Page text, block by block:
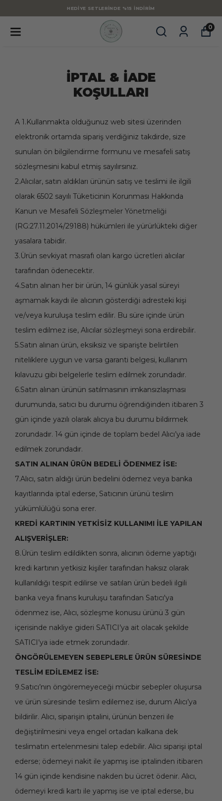
HEDIYE SETLERINDE %15 İNDIRIM
0
İPTAL & İADE
KOŞULLARI
A 1.Kullanmakta olduğunuz web sitesi üzerinden
elektronik ortamda sipariş verdiğiniz takdirde, size
sunulan ön bilgilendirme formunu ve mesafeli satış
sözleşmesini kabul etmiş sayılırsınız.
2.Alıcılar, satın aldıkları ürünün satış ve teslimi ile ilgili
olarak 6502 sayılı Tüketicinin Korunması Hakkında
Kanun ve Mesafeli Sözleşmeler Yönetmeliği
(RG:27.11.2014/29188) hükümleri ile yürürlükteki diğer
yasalara tabidir.
3.Ürün sevkiyat masrafı olan kargo ücretleri alıcılar
tarafından ödenecektir.
4.Satın alınan her bir ürün, 14 günlük yasal süreyi
aşmamak kaydı ile alıcının gösterdiği adresteki kişi
ve/veya kuruluşa teslim edilir. Bu süre içinde ürün
teslim edilmez ise, Alıcılar sözleşmeyi sona erdirebilir.
5.Satın alınan ürün, eksiksiz ve siparişte belirtilen
niteliklere uygun ve varsa garanti belgesi, kullanım
kılavuzu gibi belgelerle teslim edilmek zorundadır.
6.Satın alınan ürünün satılmasının imkansızlaşması
durumunda, satıcı bu durumu öğrendiğinden itibaren 3
gün içinde yazılı olarak alıcıya bu durumu bildirmek
zorundadır. 14 gün içinde de toplam bedel Alıcı’ya iade
edilmek zorundadır.
SATIN ALINAN ÜRÜN BEDELİ ÖDENMEZ İSE:
7.Alıcı, satın aldığı ürün bedelini ödemez veya banka
kayıtlarında iptal ederse, Satıcının ürünü teslim
yükümlülüğü sona erer.
KREDİ KARTININ YETKİSİZ KULLANIMI İLE YAPILAN
ALIŞVERİŞLER:
8.Ürün teslim edildikten sonra, alıcının ödeme yaptığı
kredi kartının yetkisiz kişiler tarafından haksız olarak
kullanıldığı tespit edilirse ve satılan ürün bedeli ilgili
banka veya finans kuruluşu tarafından Satıcı'ya
ödenmez ise, Alıcı, sözleşme konusu ürünü 3 gün
içerisinde nakliye gideri SATICI’ya ait olacak şekilde
SATICI’ya iade etmek zorundadır.
ÖNGÖRÜLEMEYEN SEBEPLERLE ÜRÜN SÜRESİNDE
TESLİM EDİLEMEZ İSE:
9.Satıcı’nın öngöremeyeceği mücbir sebepler oluşursa
ve ürün süresinde teslim edilemez ise, durum Alıcı’ya
bildirilir. Alıcı, siparişin iptalini, ürünün benzeri ile
değiştirilmesini veya engel ortadan kalkana dek
teslimatın ertelenmesini talep edebilir. Alıcı siparişi iptal
ederse; ödemeyi nakit ile yapmış ise iptalinden itibaren
14 gün içinde kendisine nakden bu ücret ödenir. Alıcı,
ödemeyi kredi kartı ile yapmış ise ve iptal ederse, bu